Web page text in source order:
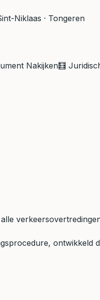
Niklaas · Tongeren
Nakijken🧮
ontwikkeld